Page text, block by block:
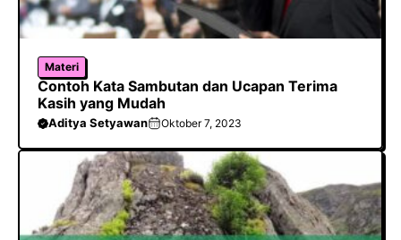
Materi
Contoh Kata Sambutan dan Ucapan Terima
Kasih yang Mudah
Aditya Setyawan Oktober 7, 2023